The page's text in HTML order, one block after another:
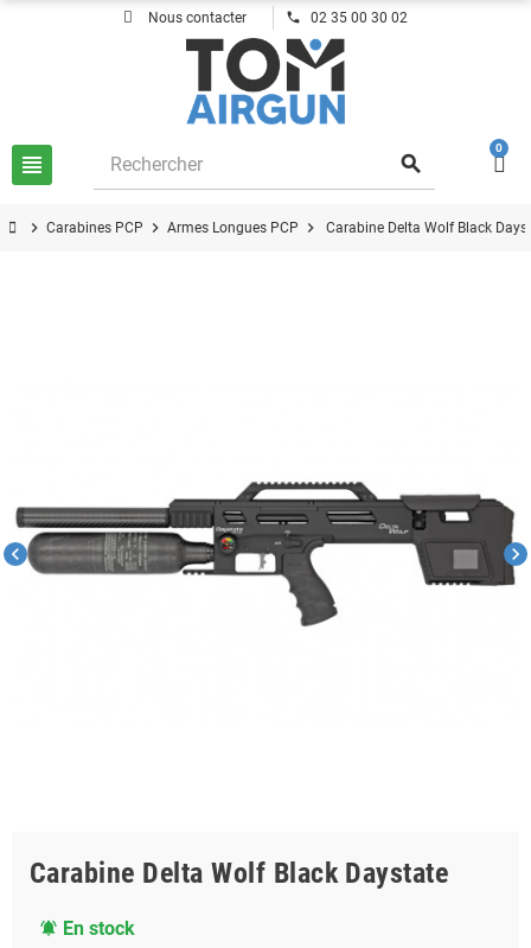
Nous contacter phone 02 35 00 30 02
view_headline search
0
chevron_right Carabines PCP chevron_right Armes Longues PCP chevron_right Carabine Delta Wolf Black
chevron_left chevron_right
Carabine Delta Wolf Black Daystate
notifications_active En stock